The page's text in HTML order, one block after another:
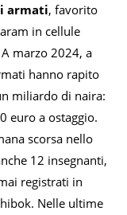
armati, favorito
in cellule
marzo 2024, a
hanno rapito
miliardo di naira:
euro a ostaggio.
scorsa nello
12 insegnanti,
registrati in
Nelle ultime